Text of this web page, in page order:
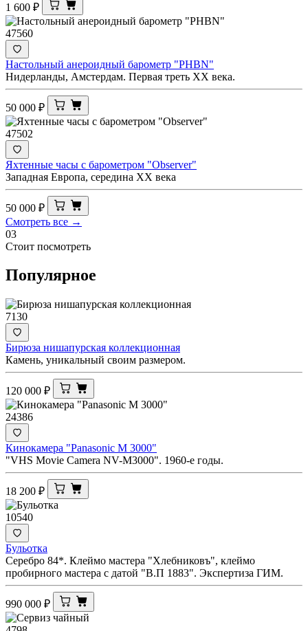
1 600 ₽
47560
Настольный анероидный барометр "PHBN"
Нидерланды, Амстердам. Первая треть XX века.
50 000 ₽
47502
Яхтенные часы с барометром "Observer"
Западная Европа, середина XX века
50 000 ₽
Смотреть все →
03
Стоит посмотреть
Популярное
7130
Бирюза нишапурская коллекционная
Камень, уникальный своим размером.
120 000 ₽
24386
Кинокамера "Panasonic M 3000"
"VHS Movie Camera NV-M3000". 1960-е годы.
18 200 ₽
10540
Бульотка
Серебро 84*. Клеймо мастера "Хлебниковъ", клеймо
пробирного мастера с датой "В.П 1883". Экспертиза ГИМ.
990 000 ₽